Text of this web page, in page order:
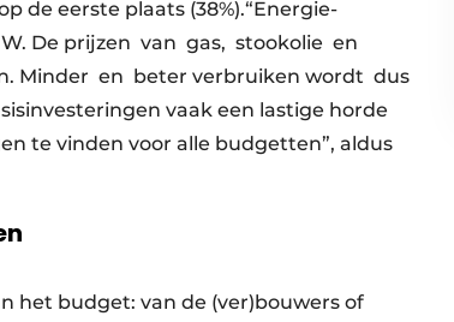
de eerste plaats (38%).“Energie-
De prijzen ​ van ​ gas, ​ stookolie ​ en
Minder ​ en ​ beter verbruiken wordt ​ dus
vaak een lastige horde
te vinden voor alle budgetten”, aldus
het budget: van de (ver)bouwers of